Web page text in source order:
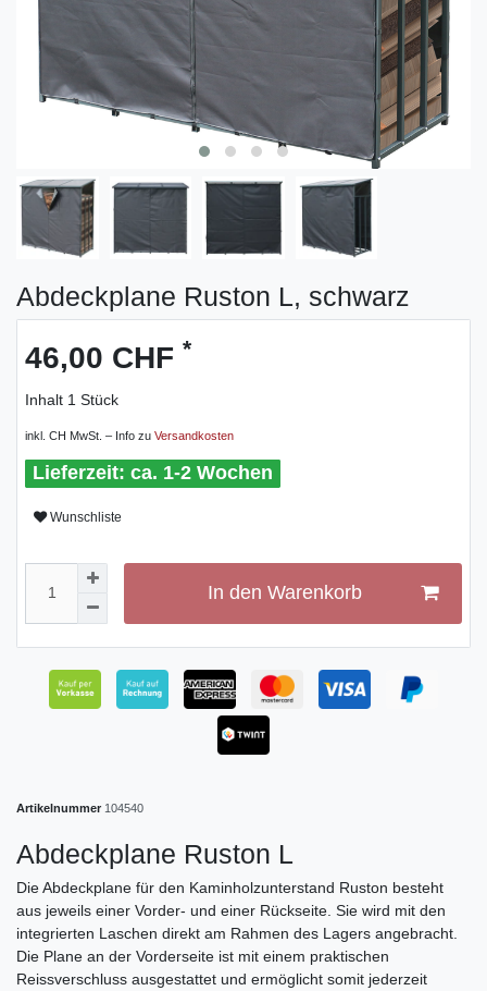
Abdeckplane Ruston L, schwarz
46,00 CHF *
Inhalt 1 Stück
inkl. CH MwSt. – Info zu Versandkosten
ca. 1-2 Wochen
Wunschliste
In den Warenkorb
Artikelnummer 104540
Abdeckplane Ruston L
Die Abdeckplane für den Kaminholzunterstand Ruston besteht
aus jeweils einer Vorder- und einer Rückseite. Sie wird mit den
integrierten Laschen direkt am Rahmen des Lagers angebracht.
Die Plane an der Vorderseite ist mit einem praktischen
Reissverschluss ausgestattet und ermöglicht somit jederzeit